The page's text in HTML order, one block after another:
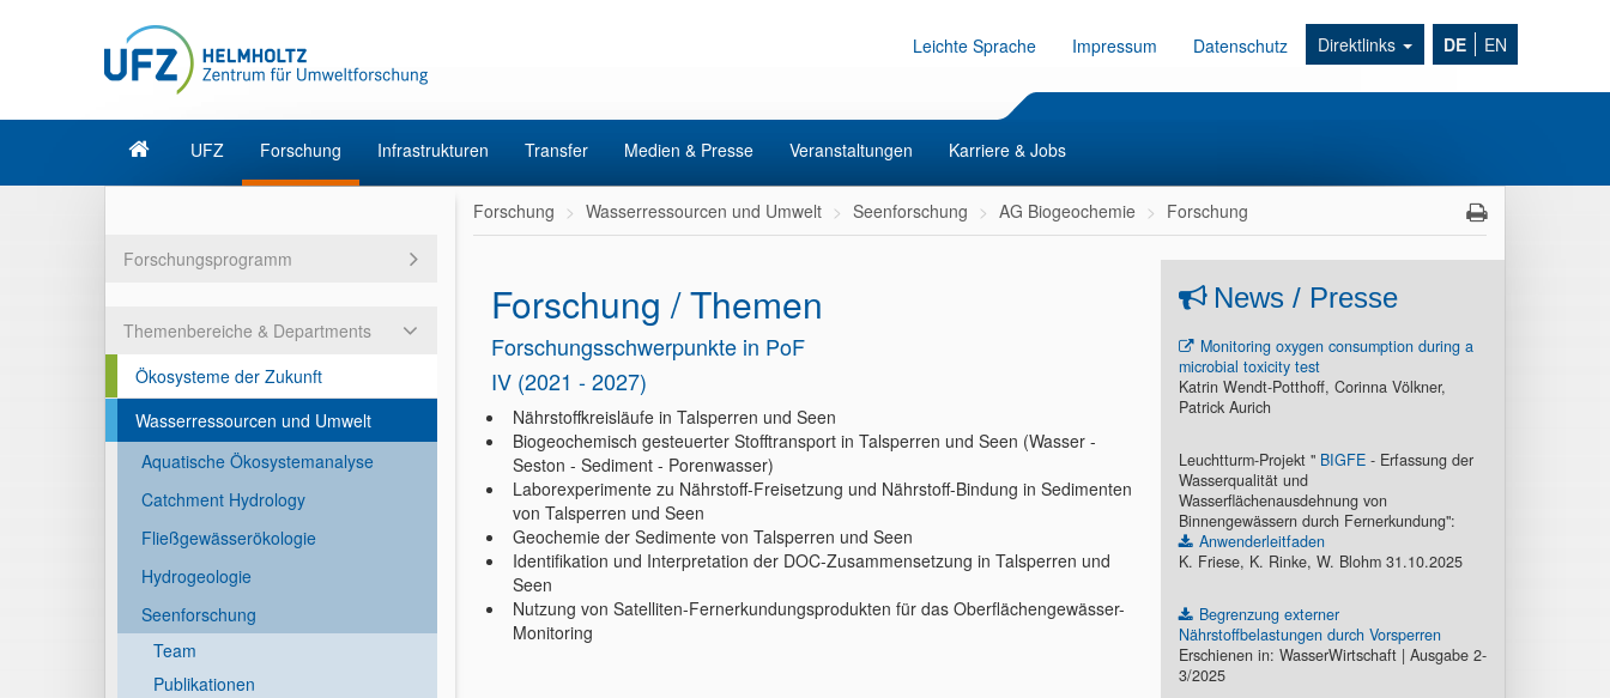
Leichte Sprache Impressum Datenschutz Direktlinks DE EN
UFZ Forschung Infrastrukturen Transfer Medien & Presse Veranstaltungen Karriere & Jobs
Forschungsprogramm
Themenbereiche & Departments
Ökosysteme der Zukunft
Wasserressourcen und Umwelt
Aquatische Ökosystemanalyse
Catchment Hydrology
Fließgewässerökologie
Hydrogeologie
Seenforschung
Team
Publikationen
Forschung Wasserressourcen und Umwelt Seenforschung AG Biogeochemie Forschung
Forschung / Themen
Forschungsschwerpunkte in PoF
IV (2021 - 2027)
Nährstoffkreisläufe in Talsperren und Seen
Biogeochemisch gesteuerter Stofftransport in Talsperren und Seen (Wasser -
Seston - Sediment - Porenwasser)
Laborexperimente zu Nährstoff-Freisetzung und Nährstoff-Bindung in Sedimenten
von Talsperren und Seen
Geochemie der Sedimente von Talsperren und Seen
Identifikation und Interpretation der DOC-Zusammensetzung in Talsperren und
Seen
Nutzung von Satelliten-Fernerkundungsprodukten für das Oberflächengewässer-
Monitoring
News / Presse
Monitoring oxygen consumption during a
microbial toxicity test
Katrin Wendt-Potthoff, Corinna Völkner,
Patrick Aurich
Leuchtturm-Projekt " BIGFE- Erfassung der
Wasserqualität und
Wasserflächenausdehnung von
Binnengewässern durch Fernerkundung":
Anwenderleitfaden
K. Friese, K. Rinke, W. Blohm 31.10.2025
Begrenzung externer
Nährstoffbelastungen durch Vorsperren
Erschienen in: WasserWirtschaft | Ausgabe 2-
3/2025